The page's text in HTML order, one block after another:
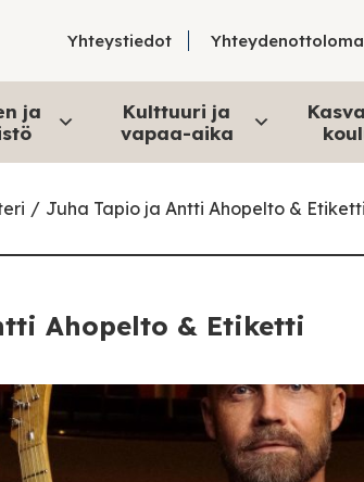
Yhteystiedot
ja
Kulttuuri ja
vapaa-aika
Juha Tapio ja Antti Ahopelto & Etiketti
Ahopelto & Etiketti